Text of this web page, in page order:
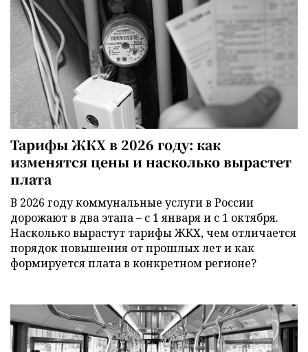
Тарифы ЖКХ в 2026 году: как
изменятся цены и насколько вырастет
плата
В 2026 году коммунальные услуги в России
дорожают в два этапа – с 1 января и с 1 октября.
Насколько вырастут тарифы ЖКХ, чем отличается
порядок повышения от прошлых лет и как
формируется плата в конкретном регионе?